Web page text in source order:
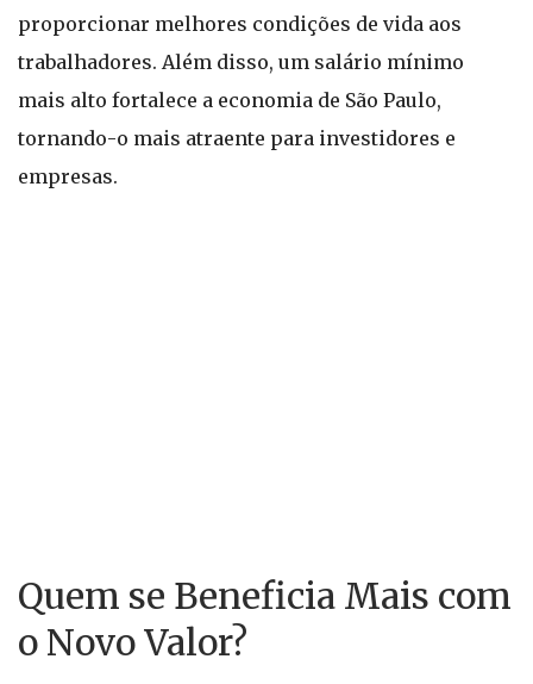
proporcionar melhores condições de vida aos
trabalhadores. Além disso, um salário mínimo
mais alto fortalece a economia de São Paulo,
tornando-o mais atraente para investidores e
empresas.
Quem se Beneficia Mais com
o Novo Valor?